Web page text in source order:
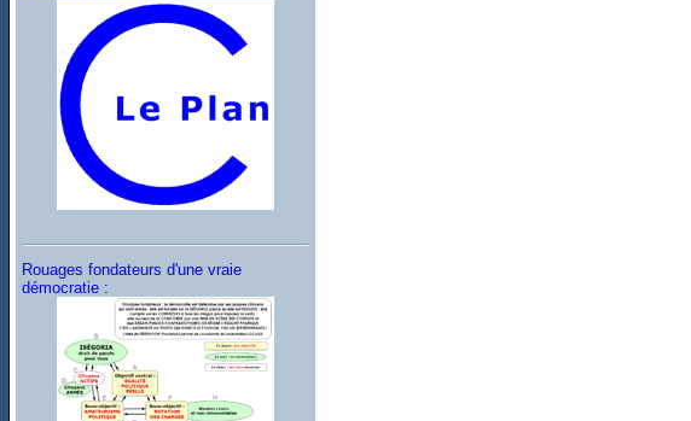
Rouages fondateurs d'une vraie
démocratie :